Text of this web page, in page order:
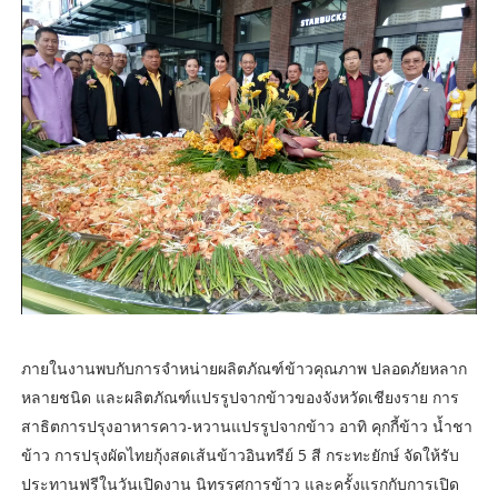
ภายในงานพบกับการจำหน่ายผลิตภัณฑ์ข้าวคุณภาพ ปลอดภัยหลาก
หลายชนิด และผลิตภัณฑ์แปรรูปจากข้าวของจังหวัดเชียงราย การ
สาธิตการปรุงอาหารคาว-หวานแปรรูปจากข้าว อาทิ คุกกี้ข้าว น้ำชา
ข้าว การปรุงผัดไทยกุ้งสดเส้นข้าวอินทรีย์ 5 สี กระทะยักษ์ จัดให้รับ
ประทานฟรีในวันเปิดงาน นิทรรศการข้าว และครั้งแรกกับการเปิด